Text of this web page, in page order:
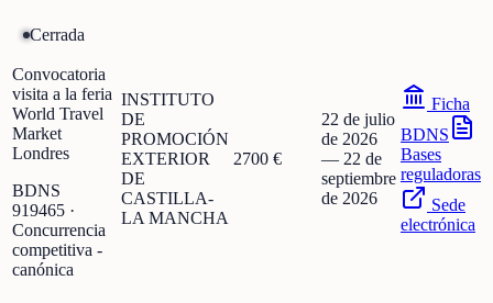
Cerrada
Convocatoria
visita a la feria
World Travel
Market
Londres
BDNS
919465 ·
Concurrencia
competitiva -
canónica
INSTITUTO
DE
PROMOCIÓN
EXTERIOR
DE
CASTILLA-
LA MANCHA
2700 €
22 de julio
de 2026
— 22 de
septiembre
de 2026
Ficha
BDNS
Bases
reguladoras
Sede
electrónica